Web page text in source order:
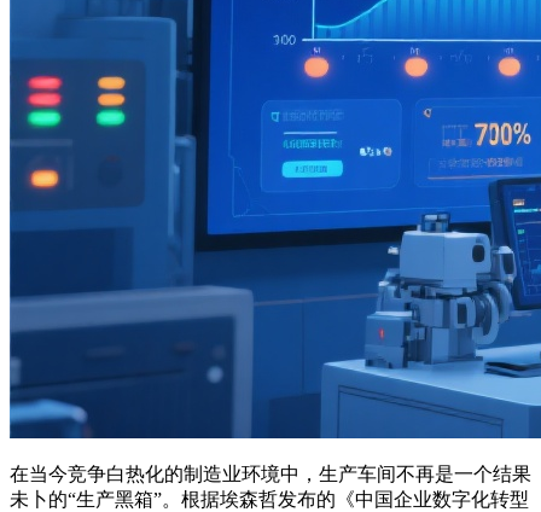
在当今竞争白热化的制造业环境中，生产车间不再是一个结果
未卜的“生产黑箱”。根据埃森哲发布的《中国企业数字化转型